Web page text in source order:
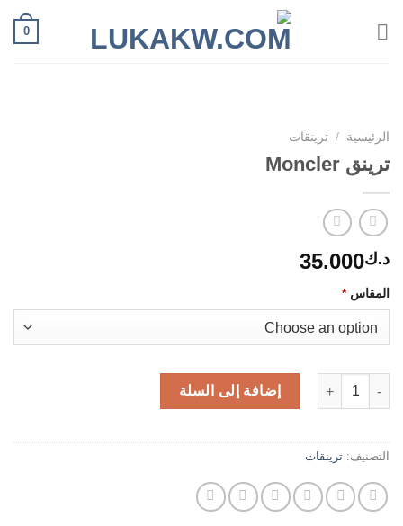
0
الرئيسية / ترينقات
ترينق Moncler
د.ك35.000
المقاس *
كمية ترينق Moncler
إضافة إلى السلة
التصنيف: ترينقات